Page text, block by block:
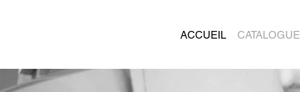
ACCUEIL CATALOGUE